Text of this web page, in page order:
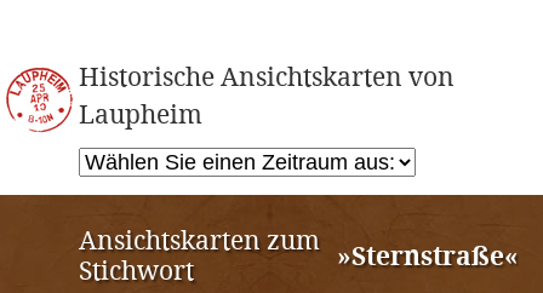
Historische Ansichtskarten von
Laupheim
Ansichtskarten zum
Stichwort
»Sternstraße«